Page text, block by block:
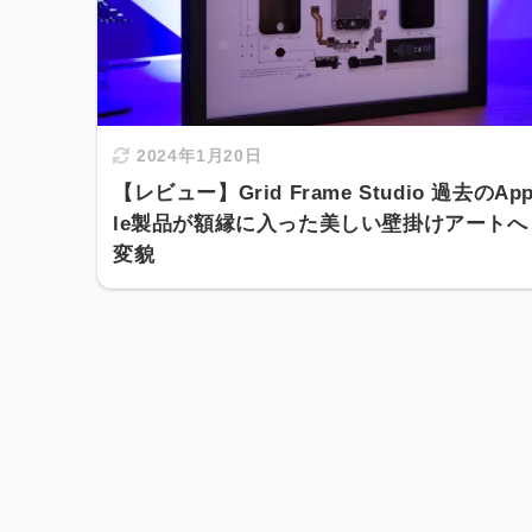
2024年1月20日
【レビュー】Grid Frame Studio 過去の
le製品が額縁に入った美しい壁掛けアートへ
変貌